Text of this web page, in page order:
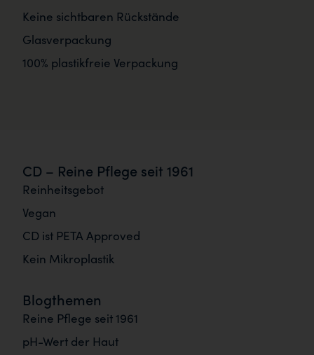
Keine sichtbaren Rückstände
Glasverpackung
100% plastikfreie Verpackung
CD – Reine Pflege seit 1961
Reinheitsgebot
Vegan
CD ist PETA Approved
Kein Mikroplastik
Blogthemen
Reine Pflege seit 1961
pH-Wert der Haut